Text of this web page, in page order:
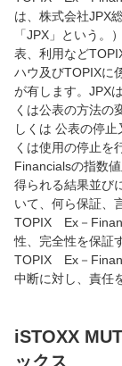
は、株式会社JPX
「JPX」という。
表、利用など
ハウ及びTOPIXに
が有します。JPX
くは公表の方法
しくは 公表の停
くは使用の停止を
Financialsの指数
得られる結果並び
いて、何ら保証、
TOPIX Ex－
性、完全性を保証
TOPIX Ex－
中断に対し、責任
iSTOXX
ックス